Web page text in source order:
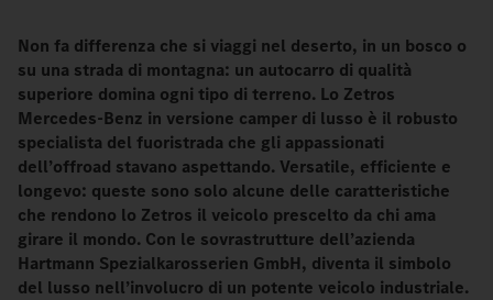
Non fa differenza che si viaggi nel deserto, in un bosco o
su una strada di montagna: un autocarro di qualità
superiore domina ogni tipo di terreno. Lo Zetros
Mercedes-Benz in versione camper di lusso è il robusto
specialista del fuoristrada che gli appassionati
dell’offroad stavano aspettando. Versatile, efficiente e
longevo: queste sono solo alcune delle caratteristiche
che rendono lo Zetros il veicolo prescelto da chi ama
girare il mondo. Con le sovrastrutture dell’azienda
Hartmann Spezialkarosserien GmbH, diventa il simbolo
del lusso nell’involucro di un potente veicolo industriale.